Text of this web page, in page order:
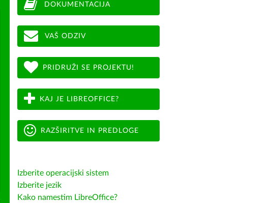
DOKUMENTACIJA
VAŠ ODZIV
PRIDRUŽI SE PROJEKTU!
KAJ JE LIBREOFFICE?
RAZŠIRITVE IN PREDLOGE
Izberite operacijski sistem
Izberite jezik
Kako namestim LibreOffice?